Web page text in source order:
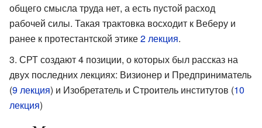
общего смысла труда нет, а есть пустой расход
рабочей силы. Такая трактовка восходит к Веберу и
ранее к протестантской этике2 лекция.
СРТ создают 4 позиции, о которых был рассказ на
двух последних лекциях: Визионер и Предприниматель
(9 лекция) и Изобретатель и Строитель институтов (10
лекция)